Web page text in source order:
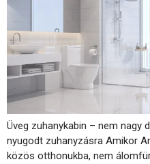
Üveg zuhanykabin – nem nagy
nyugodt zuhanyzásra Amikor
közös otthonukba, nem